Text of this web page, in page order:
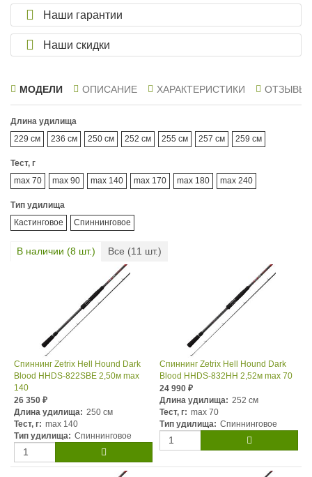
Наши гарантии
Наши скидки
МОДЕЛИ ОПИСАНИЕ ХАРАКТЕРИСТИКИ ОТЗЫВЫ
Длина удилища
229 см
236 см 250 см 252 см 255 см 257 см 259 см
Тест, г
max 70
max 90 max 140 max 170 max 180 max 240
Тип удилища
Кастинговое
Спиннинговое
В наличии (8 шт.) Все (11 шт.)
Спиннинг Zetrix Hell Hound Dark
Blood HHDS-822SBE 2,50м max
140
26 350 ₽
Длина удилища: 250 см
Тест, г: max 140
Тип удилища: Спиннинговое
Спиннинг Zetrix Hell Hound Dark
Blood HHDS-832HH 2,52м max 70
24 990 ₽
Длина удилища: 252 см
Тест, г: max 70
Тип удилища: Спиннинговое